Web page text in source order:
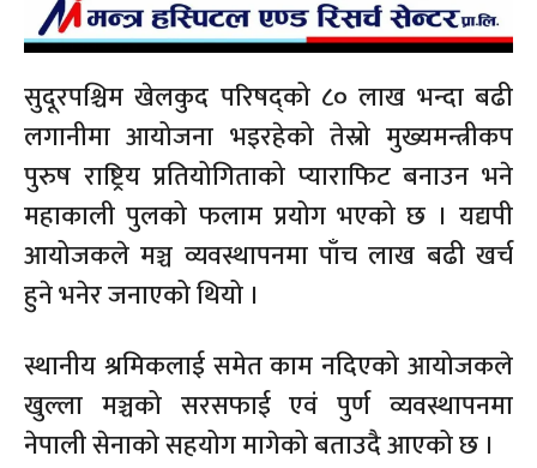
सुदूरपश्चिम खेलकुद परिषद्को ८० लाख भन्दा बढी
लगानीमा आयोजना भइरहेको तेस्रो मुख्यमन्त्रीकप
पुरुष राष्ट्रिय प्रतियोगिताको प्याराफिट बनाउन भने
महाकाली पुलको फलाम प्रयोग भएको छ । यद्यपी
आयोजकले मञ्च व्यवस्थापनमा पाँच लाख बढी खर्च
हुने भनेर जनाएको थियो ।
स्थानीय श्रमिकलाई समेत काम नदिएको आयोजकले
खुल्ला मञ्चको सरसफाई एवं पुर्ण व्यवस्थापनमा
नेपाली सेनाको सहयोग मागेको बताउदै आएको छ ।